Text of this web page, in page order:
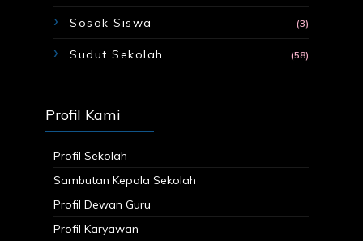
Sosok Siswa (3)
Sudut Sekolah (58)
Profil Kami
Profil Sekolah
Sambutan Kepala Sekolah
Profil Dewan Guru
Profil Karyawan